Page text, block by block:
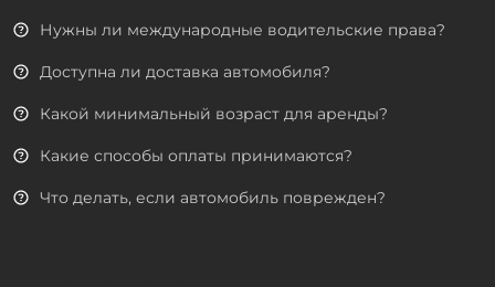
Нужны ли международные водительские права?
Доступна ли доставка автомобиля?
Какой минимальный возраст для аренды?
Какие способы оплаты принимаются?
Что делать, если автомобиль поврежден?